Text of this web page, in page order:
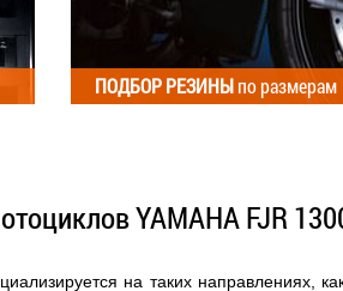
ПОДБОР РЕЗИНЫпо размерам
YAMAHA FJR
на таких направлениях,